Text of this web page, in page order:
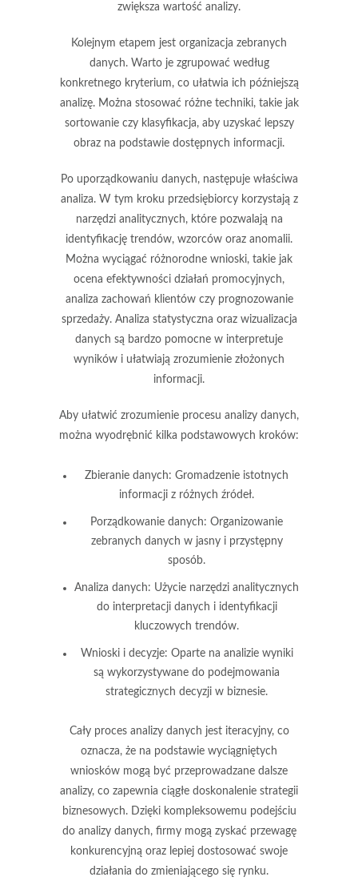
zwiększa wartość analizy.
Kolejnym etapem jest organizacja zebranych
danych. Warto je zgrupować według
konkretnego kryterium, co ułatwia ich późniejszą
analizę. Można stosować różne techniki, takie jak
sortowanie czy klasyfikacja, aby uzyskać lepszy
obraz na podstawie dostępnych informacji.
Po uporządkowaniu danych, następuje właściwa
analiza. W tym kroku przedsiębiorcy korzystają z
narzędzi analitycznych, które pozwalają na
identyfikację trendów, wzorców oraz anomalii.
Można wyciągać różnorodne wnioski, takie jak
ocena efektywności działań promocyjnych,
analiza zachowań klientów czy prognozowanie
sprzedaży. Analiza statystyczna oraz wizualizacja
danych są bardzo pomocne w interpretuje
wyników i ułatwiają zrozumienie złożonych
informacji.
Aby ułatwić zrozumienie procesu analizy danych,
można wyodrębnić kilka podstawowych kroków:
Zbieranie danych: Gromadzenie istotnych
informacji z różnych źródeł.
Porządkowanie danych: Organizowanie
zebranych danych w jasny i przystępny
sposób.
Analiza danych: Użycie narzędzi analitycznych
do interpretacji danych i identyfikacji
kluczowych trendów.
Wnioski i decyzje: Oparte na analizie wyniki
są wykorzystywane do podejmowania
strategicznych decyzji w biznesie.
Cały proces analizy danych jest iteracyjny, co
oznacza, że na podstawie wyciągniętych
wniosków mogą być przeprowadzane dalsze
analizy, co zapewnia ciągłe doskonalenie strategii
biznesowych. Dzięki kompleksowemu podejściu
do analizy danych, firmy mogą zyskać przewagę
konkurencyjną oraz lepiej dostosować swoje
działania do zmieniającego się rynku.